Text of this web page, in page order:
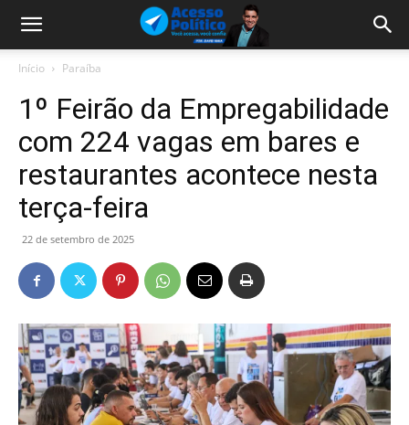
Início Paraíba
1º Feirão da Empregabilidade
com 224 vagas em bares e
restaurantes acontece nesta
terça-feira
22 de setembro de 2025